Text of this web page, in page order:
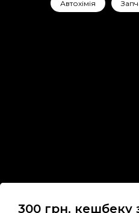
Автохімія
300 грн. кешбеку